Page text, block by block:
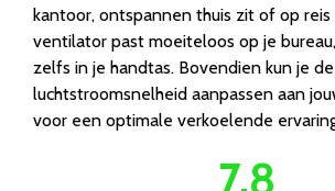
kantoor, ontspannen thuis zit of op
ventilator past moeiteloos op je
zelfs in je handtas. Bovendien kun je de
luchtstroomsnelheid aanpassen aan
voor een optimale verkoelende
7.8